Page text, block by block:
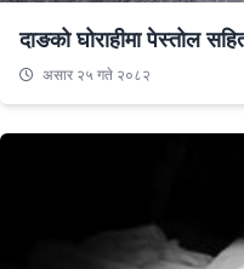
दाङको घोराहीमा पेस्तोल
असार २५ गते २०८२